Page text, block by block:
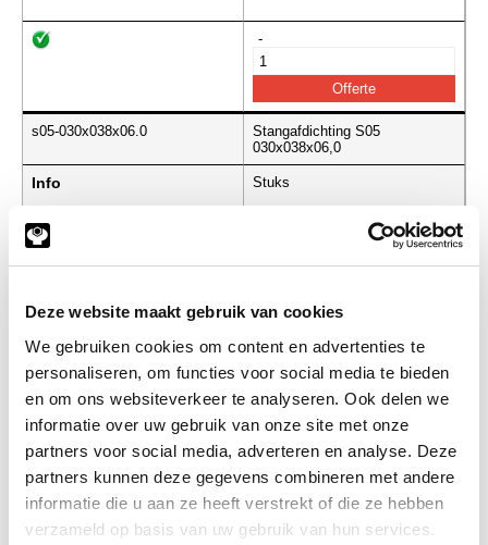
Deze website maakt gebruik van cookies
We gebruiken cookies om content en advertenties te
personaliseren, om functies voor social media te bieden
en om ons websiteverkeer te analyseren. Ook delen we
informatie over uw gebruik van onze site met onze
partners voor social media, adverteren en analyse. Deze
partners kunnen deze gegevens combineren met andere
informatie die u aan ze heeft verstrekt of die ze hebben
verzameld op basis van uw gebruik van hun services.
-
s05-030x038x06.0
Stangafdichting S05
030x038x06,0
Info Stuks
040x048x06,0
Info Stuks
-
s05-040x050x07.5
Stangafdichting S05